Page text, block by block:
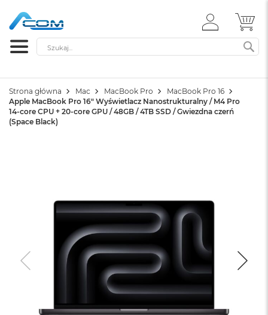
ZALOGUJ
SIĘ
Szukaj
Strona główna Mac MacBook Pro
MacBook Pro 16
Apple MacBook Pro 16" Wyświetlacz Nanostrukturalny / M4 Pro
14-core CPU + 20-core GPU / 48GB / 4TB SSD / Gwiezdna czerń
(Space Black)